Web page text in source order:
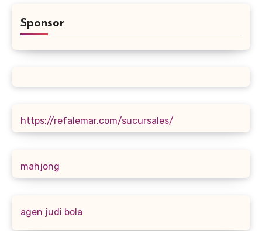
Sponsor
https://refalemar.com/sucursales/
mahjong
agen judi bola